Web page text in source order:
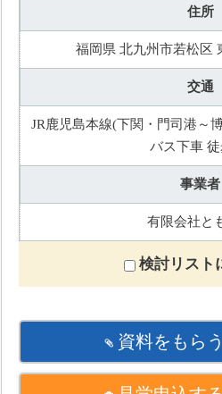
住所
福岡県 北九州市若松区
交通
JR鹿児島本線(下関・門司港～
バス下車
事業者
有限会社と
検討リスト
資料をもらう